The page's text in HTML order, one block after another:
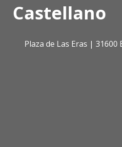
Castellano
Plaza de Las Eras | 31600